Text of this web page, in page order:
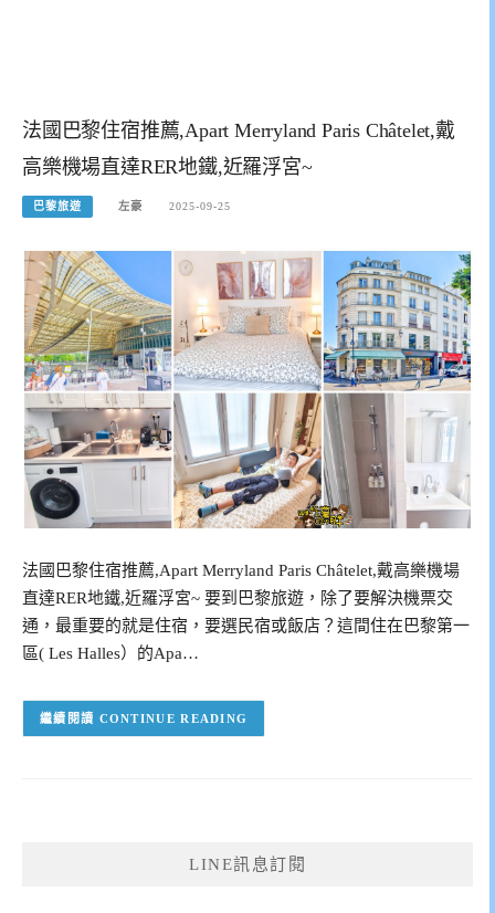
法國巴黎住宿推薦,Apart Merryland Paris Châtelet,戴
高樂機場直達RER地鐵,近羅浮宮~
巴黎旅遊 左豪 2025-09-25
法國巴黎住宿推薦,Apart Merryland Paris Châtelet,戴高樂機場
直達RER地鐵,近羅浮宮~ 要到巴黎旅遊，除了要解決機票交
通，最重要的就是住宿，要選民宿或飯店？這間住在巴黎第一
區( Les Halles）的Apa…
CONTINUE READING
LINE訊息訂閱